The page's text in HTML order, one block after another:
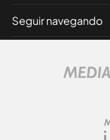
Seguir navegando